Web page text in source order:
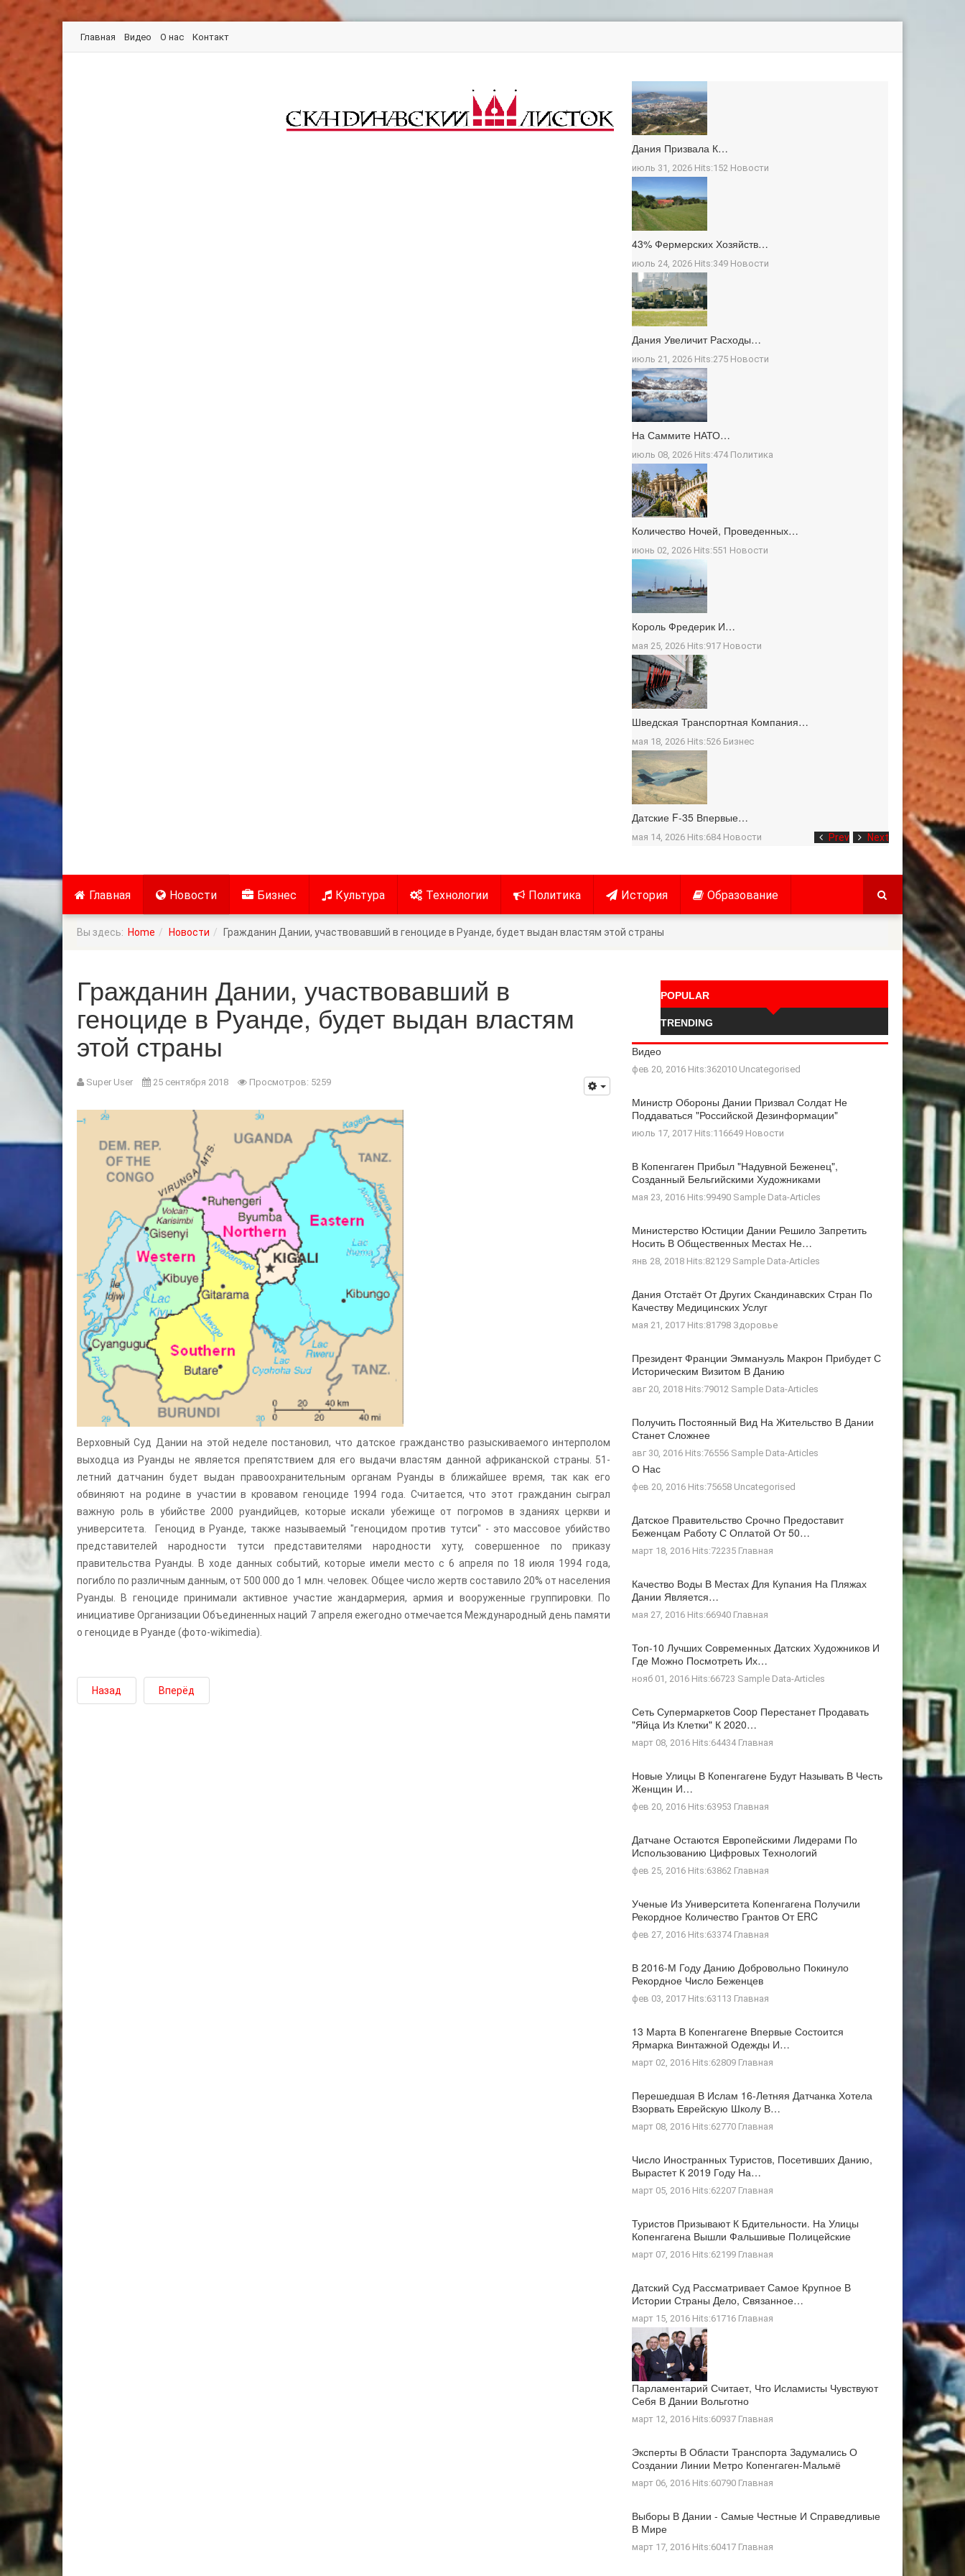
Главная Видео О нас Контакт
Prev Next
Дания Призвала К…
июль 31, 2026 Hits:152 Новости
43% Фермерских Хозяйств…
июль 24, 2026 Hits:349 Новости
Дания Увеличит Расходы…
июль 21, 2026 Hits:275 Новости
На Саммите НАТО…
июль 08, 2026 Hits:474 Политика
Количество Ночей, Проведенных…
июнь 02, 2026 Hits:551 Новости
Король Фредерик И…
мая 25, 2026 Hits:917 Новости
Шведская Транспортная Компания…
мая 18, 2026 Hits:526 Бизнес
Датские F-35 Впервые…
мая 14, 2026 Hits:684 Новости
Главная Новости Бизнес Культура Технологии Политика История Образование
Вы здесь: Home Новости Гражданин Дании, участвовавший в геноциде в Руанде, будет выдан властям этой страны
Гражданин Дании, участвовавший в
геноциде в Руанде, будет выдан властям
этой страны
Super User 25 сентября 2018 Просмотров: 5259
Верховный Суд Дании на этой неделе постановил, что датское гражданство разыскиваемого интерполом
выходца из Руанды не является препятствием для его выдачи властям данной африканской страны. 51-
летний датчанин будет выдан правоохранительным органам Руанды в ближайшее время, так как его
обвиняют на родине в участии в кровавом геноциде 1994 года. Считается, что этот гражданин сыграл
важную роль в убийстве 2000 руандийцев, которые искали убежище от погромов в зданиях церкви и
университета. Геноцид в Руанде, также называемый "геноцидом против тутси" - это массовое убийство
представителей народности тутси представителями народности хуту, совершенное по приказу
правительства Руанды. В ходе данных событий, которые имели место с 6 апреля по 18 июля 1994 года,
погибло по различным данным, от 500 000 до 1 млн. человек. Общее число жертв составило 20% от населения
Руанды. В геноциде принимали активное участие жандармерия, армия и вооруженные группировки. По
инициативе Организации Объединенных наций 7 апреля ежегодно отмечается Международный день памяти
о геноциде в Руанде (фото-wikimedia).
Назад Вперёд
POPULAR
TRENDING
Видео
фев 20, 2016 Hits:362010 Uncategorised
Министр Обороны Дании Призвал Солдат Не
Поддаваться "российской Дезинформации"
июль 17, 2017 Hits:116649 Новости
В Копенгаген Прибыл "Надувной Беженец",
Созданный Бельгийскими Художниками
мая 23, 2016 Hits:99490 Sample Data-Articles
Министерство Юстиции Дании Решило Запретить
Носить В Общественных Местах Не…
янв 28, 2018 Hits:82129 Sample Data-Articles
Дания Отстаёт От Других Скандинавских Стран По
Качеству Медицинских Услуг
мая 21, 2017 Hits:81798 Здоровье
Президент Франции Эммануэль Макрон Прибудет С
Историческим Визитом В Данию
авг 20, 2018 Hits:79012 Sample Data-Articles
Получить Постоянный Вид На Жительство В Дании
Станет Сложнее
авг 30, 2016 Hits:76556 Sample Data-Articles
О Нас
фев 20, 2016 Hits:75658 Uncategorised
Датское Правительство Срочно Предоставит
Беженцам Работу С Оплатой От 50…
март 18, 2016 Hits:72235 Главная
Качество Воды В Местах Для Купания На Пляжах
Дании Является…
мая 27, 2016 Hits:66940 Главная
Топ-10 Лучших Современных Датских Художников И
Где Можно Посмотреть Их…
нояб 01, 2016 Hits:66723 Sample Data-Articles
Сеть Супермаркетов Coop Перестанет Продавать
"яйца Из Клетки" К 2020…
март 08, 2016 Hits:64434 Главная
Новые Улицы В Копенгагене Будут Называть В Честь
Женщин И…
фев 20, 2016 Hits:63953 Главная
Датчане Остаются Европейскими Лидерами По
Использованию Цифровых Технологий
фев 25, 2016 Hits:63862 Главная
Ученые Из Университета Копенгагена Получили
Рекордное Количество Грантов От ERC
фев 27, 2016 Hits:63374 Главная
В 2016-М Году Данию Добровольно Покинуло
Рекордное Число Беженцев
фев 03, 2017 Hits:63113 Главная
13 Марта В Копенгагене Впервые Состоится
Ярмарка Винтажной Одежды И…
март 02, 2016 Hits:62809 Главная
Перешедшая В Ислам 16-Летняя Датчанка Хотела
Взорвать Еврейскую Школу В…
март 08, 2016 Hits:62770 Главная
Число Иностранных Туристов, Посетивших Данию,
Вырастет К 2019 Году На…
март 05, 2016 Hits:62207 Главная
Туристов Призывают К Бдительности. На Улицы
Копенгагена Вышли Фальшивые Полицейские
март 07, 2016 Hits:62199 Главная
Датский Суд Рассматривает Самое Крупное В
Истории Страны Дело, Связанное…
март 15, 2016 Hits:61716 Главная
Парламентарий Считает, Что Исламисты Чувствуют
Себя В Дании Вольготно
март 12, 2016 Hits:60937 Главная
Эксперты В Области Транспорта Задумались О
Создании Линии Метро Копенгаген-Мальмё
март 06, 2016 Hits:60790 Главная
Выборы В Дании - Самые Честные И Справедливые
В Мире
март 17, 2016 Hits:60417 Главная